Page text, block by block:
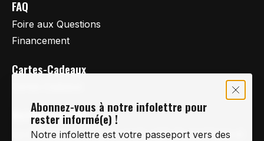
FAQ
Foire aux Questions
Financement
Cartes-Cadeaux
Vertige Vélo Ski
La référence en vélo de route, vélo de montagne et
Abonnez-vous à notre infolettre pour
rester informé(e) !
Notre infolettre est votre passeport vers des